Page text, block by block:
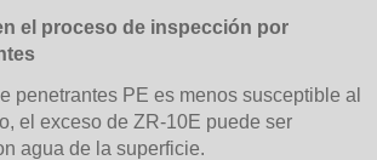
el proceso de inspección por
penetrantes PE es menos susceptible al
el exceso de ZR-10E puede ser
agua de la superficie.